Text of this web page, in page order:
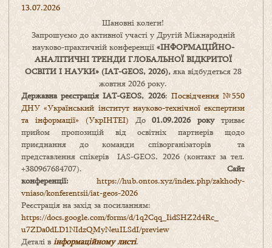
13.07.2026
Шановні колеги!
Запрошуємо до активної участі у Другій Міжнародній
науково-практичній конференції «ІНФОРМАЦІЙНО-
АНАЛІТИЧНІ ТРЕНДИ ГЛОБАЛЬНОЇ ВІДКРИТОЇ
ОСВІТИ І НАУКИ» (IAT-GEOS, 2026),яка відбудеться 28
жовтня 2026 року.
Державна реєстрація IAT-GEOS, 2026: Посвідчення №550
ДНУ «Український інститут науково-технічної експертизи
та інформації» (УкрІНТЕІ) До01.09.2026 рокутриває
прийом пропозицій від освітніх партнерів щодо
приєднання до команди співорганізаторів та
представлення спікерів IAS-GEOS, 2026 (контакт за тел.
+380967684707). Сайт
конференції: https://hub.ontos.xyz/index.php/zakhody-
vniaso/konferentsii/iat-geos-2026
Реєстрація на захід за посиланням:
https://docs.google.com/forms/d/1q2Cqq_IidSHZ2d4Rc_
u7ZDa0dLD1NIdzQMyNeuILSdI/preview
Деталі в інформаційному листі.